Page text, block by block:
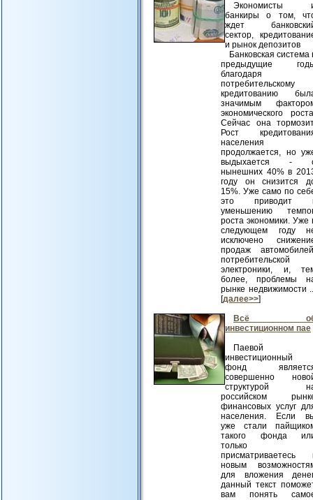
Экономисты
банкиры о том,
ждет
сектор,
и рынок депозитов
Банковская система
предыдущие
благодаря
потребительскому
кредитованию
значимым
экономического
Сейчас она
Рост
населения
продолжается, но
выдыхается -
нынешних 40% в
году он снизится
15%. Уже само по
это приводит
уменьшению
роста экономики. Уже
следующем году
исключено
продаж
потребительской
электроники, и,
более, проблемы
рынке недвижимости
[далее>>]
Всё
инвестиционном пае
Паевой
инвестиционный
фонд
совершенно
структурой
российском
финансовых услуг
населения. Если
уже стали
такого фонда
только
присматриваетесь
новым
для вложения
данный текст
вам понять